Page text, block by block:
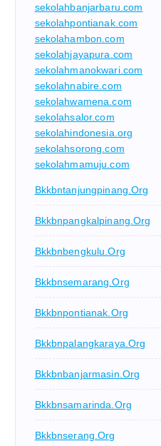
sekolahbanjarbaru.com
sekolahpontianak.com
sekolahambon.com
sekolahjayapura.com
sekolahmanokwari.com
sekolahnabire.com
sekolahwamena.com
sekolahsalor.com
sekolahindonesia.org
sekolahsorong.com
sekolahmamuju.com
Bkkbntanjungpinang.org
Bkkbnpangkalpinang.org
Bkkbnbengkulu.org
Bkkbnsemarang.org
Bkkbnpontianak.org
Bkkbnpalangkaraya.org
Bkkbnbanjarmasin.org
Bkkbnsamarinda.org
Bkkbnserang.org